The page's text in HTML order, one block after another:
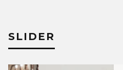
SLIDER